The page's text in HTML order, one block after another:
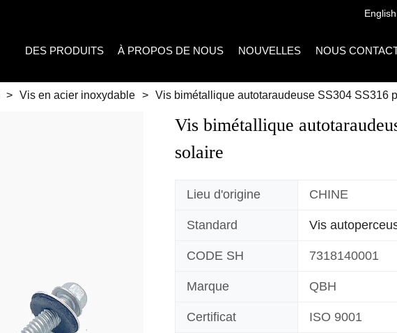
English
DES PRODUITS À PROPOS DE NOUS NOUVELLES NOUS
> Vis en acier inoxydable > Vis bimétallique autotaraudeuse SS304 SS316
Vis bimétallique
solaire